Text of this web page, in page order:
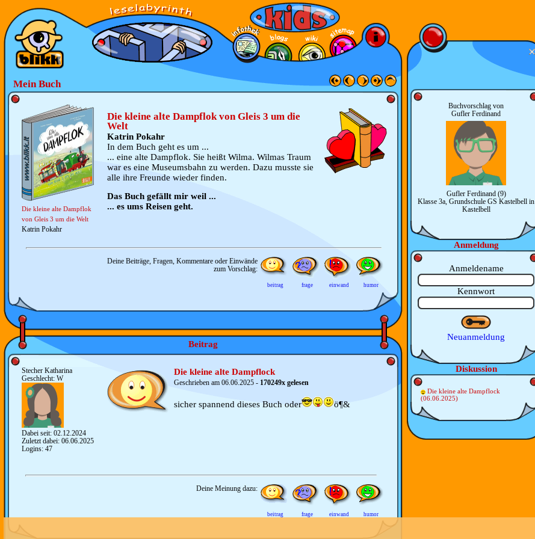
Mein Buch
Die kleine alte Dampflok
von Gleis 3 um die Welt
Katrin Pokahr
Die kleine alte Dampflok von Gleis 3 um die
Welt
Katrin Pokahr
In dem Buch geht es um ...
... eine alte Dampflok. Sie heißt Wilma. Wilmas Traum
war es eine Museumsbahn zu werden. Dazu musste sie
alle ihre Freunde wieder finden.
Das Buch gefällt mir weil ...
... es ums Reisen geht.
Deine Beiträge, Fragen, Kommentare oder Einwände
zum Vorschlag:
beitrag frage einwand humor
Beitrag
Stecher Katharina
Geschlecht: W
Dabei seit: 02.12.2024
Zuletzt dabei: 06.06.2025
Logins: 47
Die kleine alte Dampflock
Geschrieben am 06.06.2025 - 170249x gelesen
sicher spannend dieses Buch oder ö¶&
Deine Meinung dazu:
beitrag frage einwand humor
Buchvorschlag von
Gufler Ferdinand
Gufler Ferdinand (9)
Klasse 3a, Grundschule GS Kastelbell in
Kastelbell
Anmeldung
Anmeldename
Kennwort
Neuanmeldung
Diskussion
Die kleine alte Dampflock
(06.06.2025)